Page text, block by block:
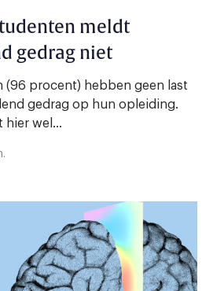
meldt
gedrag niet
(96 procent) hebben geen last
gedrag op hun opleiding.
hier wel...